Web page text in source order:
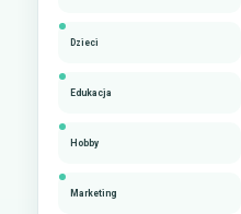
Dzieci
Edukacja
Hobby
Marketing